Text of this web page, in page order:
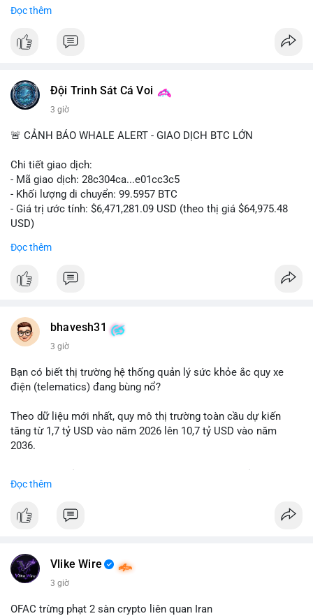
$cro
#vlikevn #titanbot
Đọc thêm
Đội Trinh Sát Cá Voi
3 giờ
🚨 CẢNH BÁO WHALE ALERT - GIAO DỊCH BTC LỚN
Chi tiết giao dịch:
- Mã giao dịch: 28c304ca...e01cc3c5
- Khối lượng di chuyển: 99.5957 BTC
- Giá trị ước tính: $6,471,281.09 USD (theo thị giá $64,975.48
USD)
giá hơn 6.47 triệu USD, cho thấy dấu hiệu chuyển tiền quy mô
thanh khoản hoặc bán, hoặc chuyển sang ví lạnh nhằm tích lũy
dài hạn. Việc giao dịch chưa được xác nhận tạo tâm lý thận
cung ngắn hạn. Nếu BTC vào ví nóng sàn, khả năng cao là
động thái chốt lời; ngược lại, nếu vào ví mới không hoạt động,
Lời khuyên: Nhà đầu tư nhỏ lẻ nên quan sát thêm 2-4 giờ sau
khi giao dịch được xác nhận, tránh hành động theo cảm xúc.
ưu tiên quản trị rủi ro trong giai đoạn biến động mạnh.
#btcmempool65k
Đọc thêm
bhavesh31
3 giờ
Bạn có biết thị trường hệ thống quản lý sức khỏe ắc quy xe
điện (telematics) đang bùng nổ?
Theo dữ liệu mới nhất, quy mô thị trường toàn cầu dự kiến
tăng từ 1,7 tỷ USD vào năm 2026 lên 10,7 tỷ USD vào năm
2036.
hàng năm (CAGR) ấn tượng lên tới 20,2%.
Điều gì đang thúc đẩy sự tăng trưởng vượt bậc này? Hãy cùng
Đọc thêm
Vlike Wire
3 giờ
OFAC trừng phạt 2 sàn crypto liên quan Iran